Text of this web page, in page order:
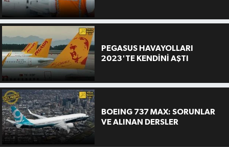
PEGASUS HAVAYOLLARI
2023'TE KENDİNİ AŞTI
BOEING 737 MAX: SORUNLAR
VE ALINAN DERSLER